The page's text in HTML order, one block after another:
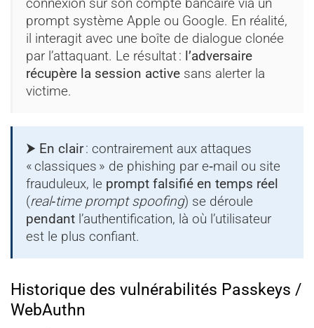
prompt système Apple ou Google. En réalité,
il interagit avec une boîte de dialogue clonée
par l’attaquant. Le résultat : l’adversaire
récupère la session active sans alerter la
victime.
⮞ En clair: contrairement aux attaques
« classiques » de phishing par e‑mail ou site
frauduleux, le prompt falsifié en temps réel
(real‑time prompt spoofing) se déroule
pendant l’authentification, là où l’utilisateur
est le plus confiant.
Historique des vulnérabilités Passkeys /
WebAuthn